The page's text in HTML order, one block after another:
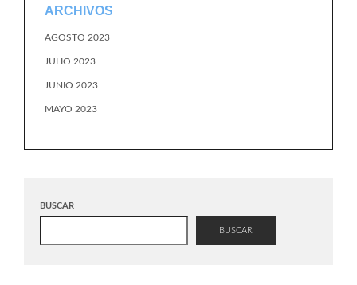
ARCHIVOS
AGOSTO 2023
JULIO 2023
JUNIO 2023
MAYO 2023
BUSCAR
BUSCAR